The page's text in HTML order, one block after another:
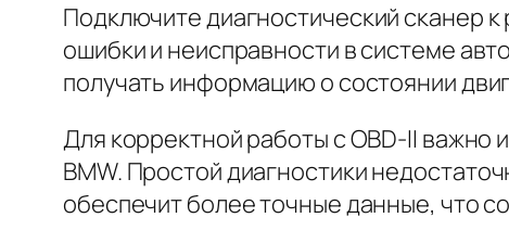
Подключите диагностический сканер
ошибки и неисправности в системе
получать информацию о состоянии
Для корректной работы с OBD-II
BMW. Простой диагностики
обеспечит более точные данные, что